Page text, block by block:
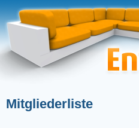
Mitgliederliste